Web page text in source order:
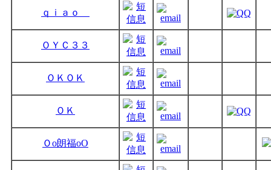
ｑｉａｏ
ＯＹＣ３３
ＯＫＯＫ
ＯＫ
Ｏo朗福oO